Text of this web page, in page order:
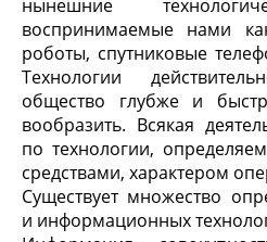
нынешние
воспринимаемые нами
роботы, спутниковые
Технологии
общество глубже и
вообразить. Всякая
по технологии,
средствами, характером
Существует множество
и информационных